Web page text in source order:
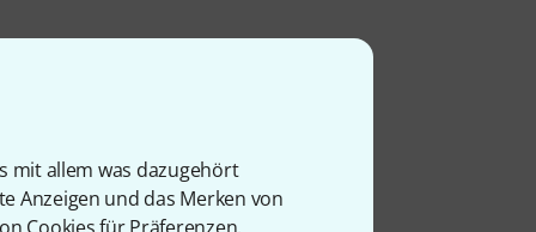
mit allem was dazugehört
Anzeigen und das Merken von
Cookies für Präferenzen,